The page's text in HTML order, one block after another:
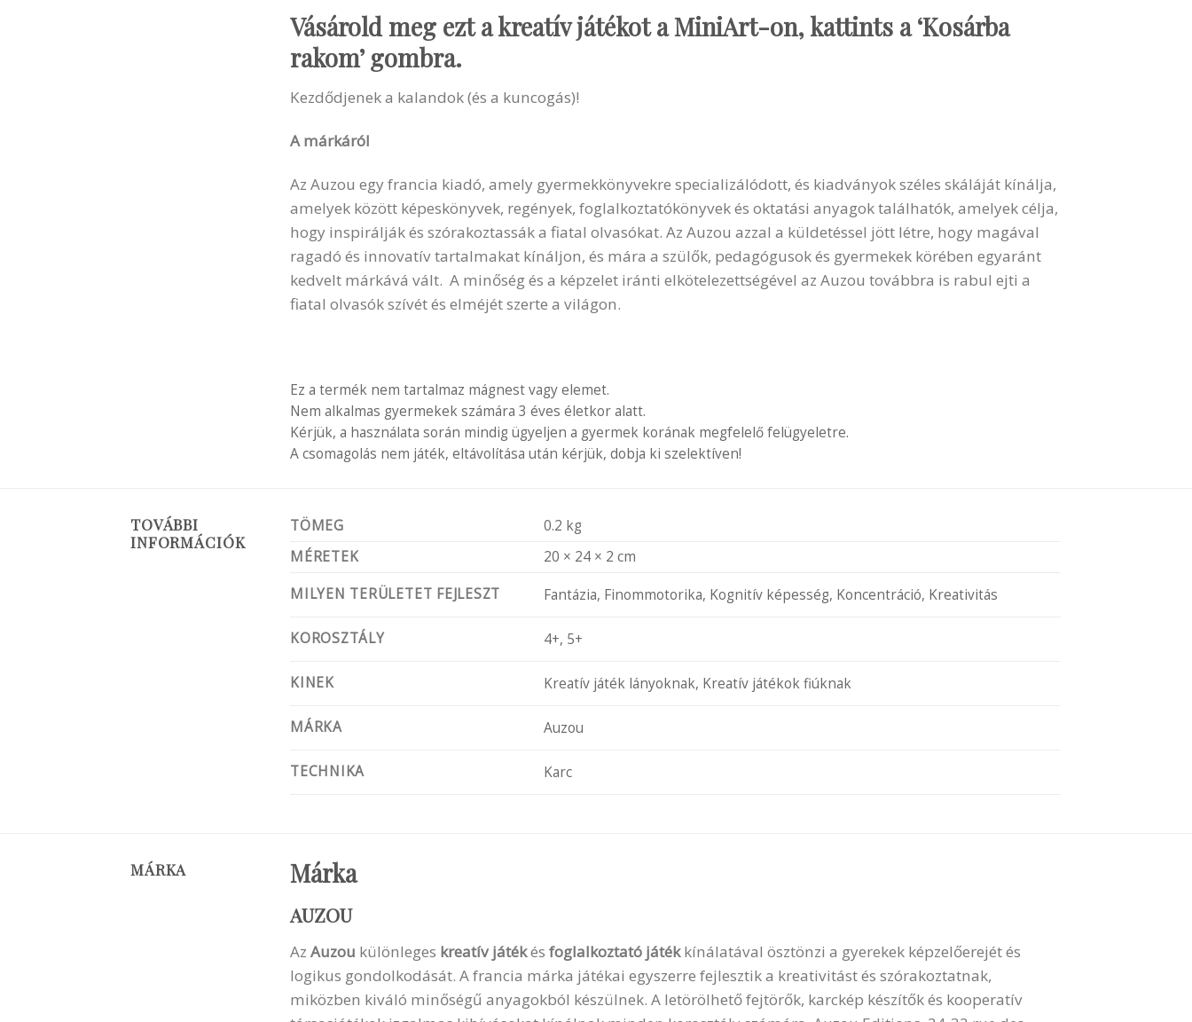
Vásárold meg ezt a kreatív játékot a MiniArt-on, kattints a ‘Kosárba
rakom’ gombra.
Kezdődjenek a kalandok (és a kuncogás)!
A márkáról
Az Auzou egy francia kiadó, amely gyermekkönyvekre specializálódott, és kiadványok széles skáláját kínálja,
amelyek között képeskönyvek, regények, foglalkoztatókönyvek és oktatási anyagok találhatók, amelyek célja,
hogy inspirálják és szórakoztassák a fiatal olvasókat. Az Auzou azzal a küldetéssel jött létre, hogy magával
ragadó és innovatív tartalmakat kínáljon, és mára a szülők, pedagógusok és gyermekek körében egyaránt
kedvelt márkává vált. A minőség és a képzelet iránti elkötelezettségével az Auzou továbbra is rabul ejti a
fiatal olvasók szívét és elméjét szerte a világon.
Ez a termék nem tartalmaz mágnest vagy elemet.
Nem alkalmas gyermekek számára 3 éves életkor alatt.
Kérjük, a használata során mindig ügyeljen a gyermek korának megfelelő felügyeletre.
A csomagolás nem játék, eltávolítása után kérjük, dobja ki szelektíven!
TOVÁBBI
INFORMÁCIÓK
TÖMEG
0.2 kg
MÉRETEK
20 × 24 × 2 cm
MILYEN TERÜLETET FEJLESZT
Fantázia, Finommotorika, Kognitív képesség, Koncentráció, Kreativitás
KOROSZTÁLY 4+, 5+
KINEK Kreatív játék lányoknak, Kreatív játékok fiúknak
MÁRKA Auzou
TECHNIKA Karc
MÁRKA Márka
AUZOU
Az Auzou különleges kreatív játékés foglalkoztató játékkínálatával ösztönzi a gyerekek képzelőerejét és
logikus gondolkodását. A francia márka játékai egyszerre fejlesztik a kreativitást és szórakoztatnak,
miközben kiváló minőségű anyagokból készülnek. A letörölhető fejtörők, karckép készítők és kooperatív